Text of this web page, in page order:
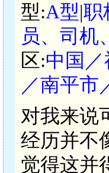
型:A型|职
员、司机
区:中国
／南平市
对我来说
经历并不
觉得这并